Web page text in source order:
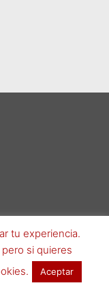
aviso legal y
↑
tu experiencia.
si quieres
Aceptar